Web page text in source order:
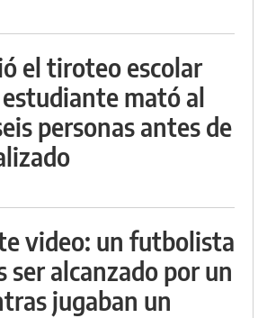
el tiroteo escolar
mató al
personas antes de
video: un futbolista
ser alcanzado por un
jugaban un